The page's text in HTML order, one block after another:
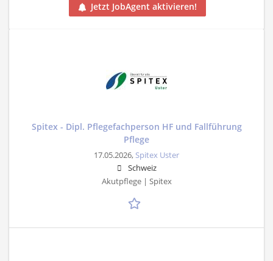
Jetzt JobAgent aktivieren!
Spitex - Dipl. Pflegefachperson HF und Fallführung
Pflege
17.05.2026, Spitex Uster
Schweiz
Akutpflege | Spitex